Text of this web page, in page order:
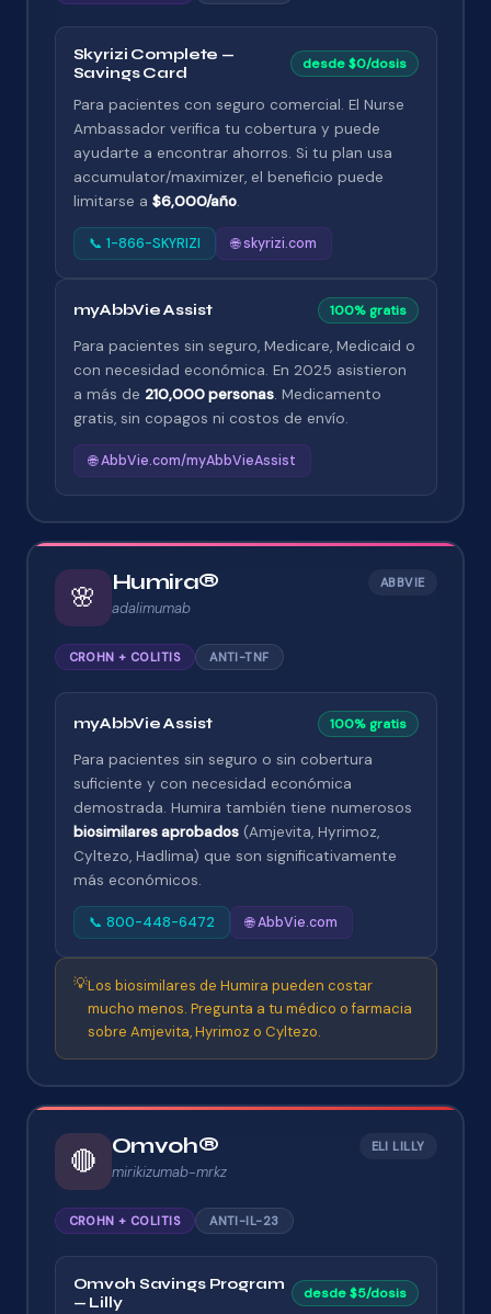
Skyrizi Complete —
Savings Card
desde $0/dosis
Para pacientes con seguro comercial. El Nurse
Ambassador verifica tu cobertura y puede
ayudarte a encontrar ahorros. Si tu plan usa
accumulator/maximizer, el beneficio puede
limitarse a $6,000/año.
📞 1-866-SKYRIZI 🌐 skyrizi.com
myAbbVie Assist 100% gratis
Para pacientes sin seguro, Medicare, Medicaid o
con necesidad económica. En 2025 asistieron
a más de 210,000 personas. Medicamento
gratis, sin copagos ni costos de envío.
🌐 AbbVie.com/myAbbVieAssist
🌸 Humira®
adalimumab
ABBVIE
CROHN + COLITIS ANTI-TNF
myAbbVie Assist 100% gratis
Para pacientes sin seguro o sin cobertura
suficiente y con necesidad económica
demostrada. Humira también tiene numerosos
biosimilares aprobados(Amjevita, Hyrimoz,
Cyltezo, Hadlima) que son significativamente
más económicos.
📞 800-448-6472 🌐 AbbVie.com
💡Los biosimilares de Humira pueden costar
mucho menos. Pregunta a tu médico o farmacia
sobre Amjevita, Hyrimoz o Cyltezo.
🔴 Omvoh®
mirikizumab-mrkz
ELI LILLY
CROHN + COLITIS ANTI-IL-23
Omvoh Savings Program
— Lilly
desde $5/dosis